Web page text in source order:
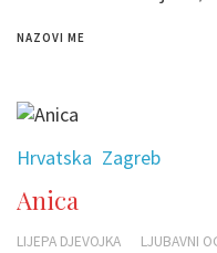
NAZOVI ME
Hrvatska Zagreb
Anica
LIJEPA DJEVOJKA LJUBAVNI